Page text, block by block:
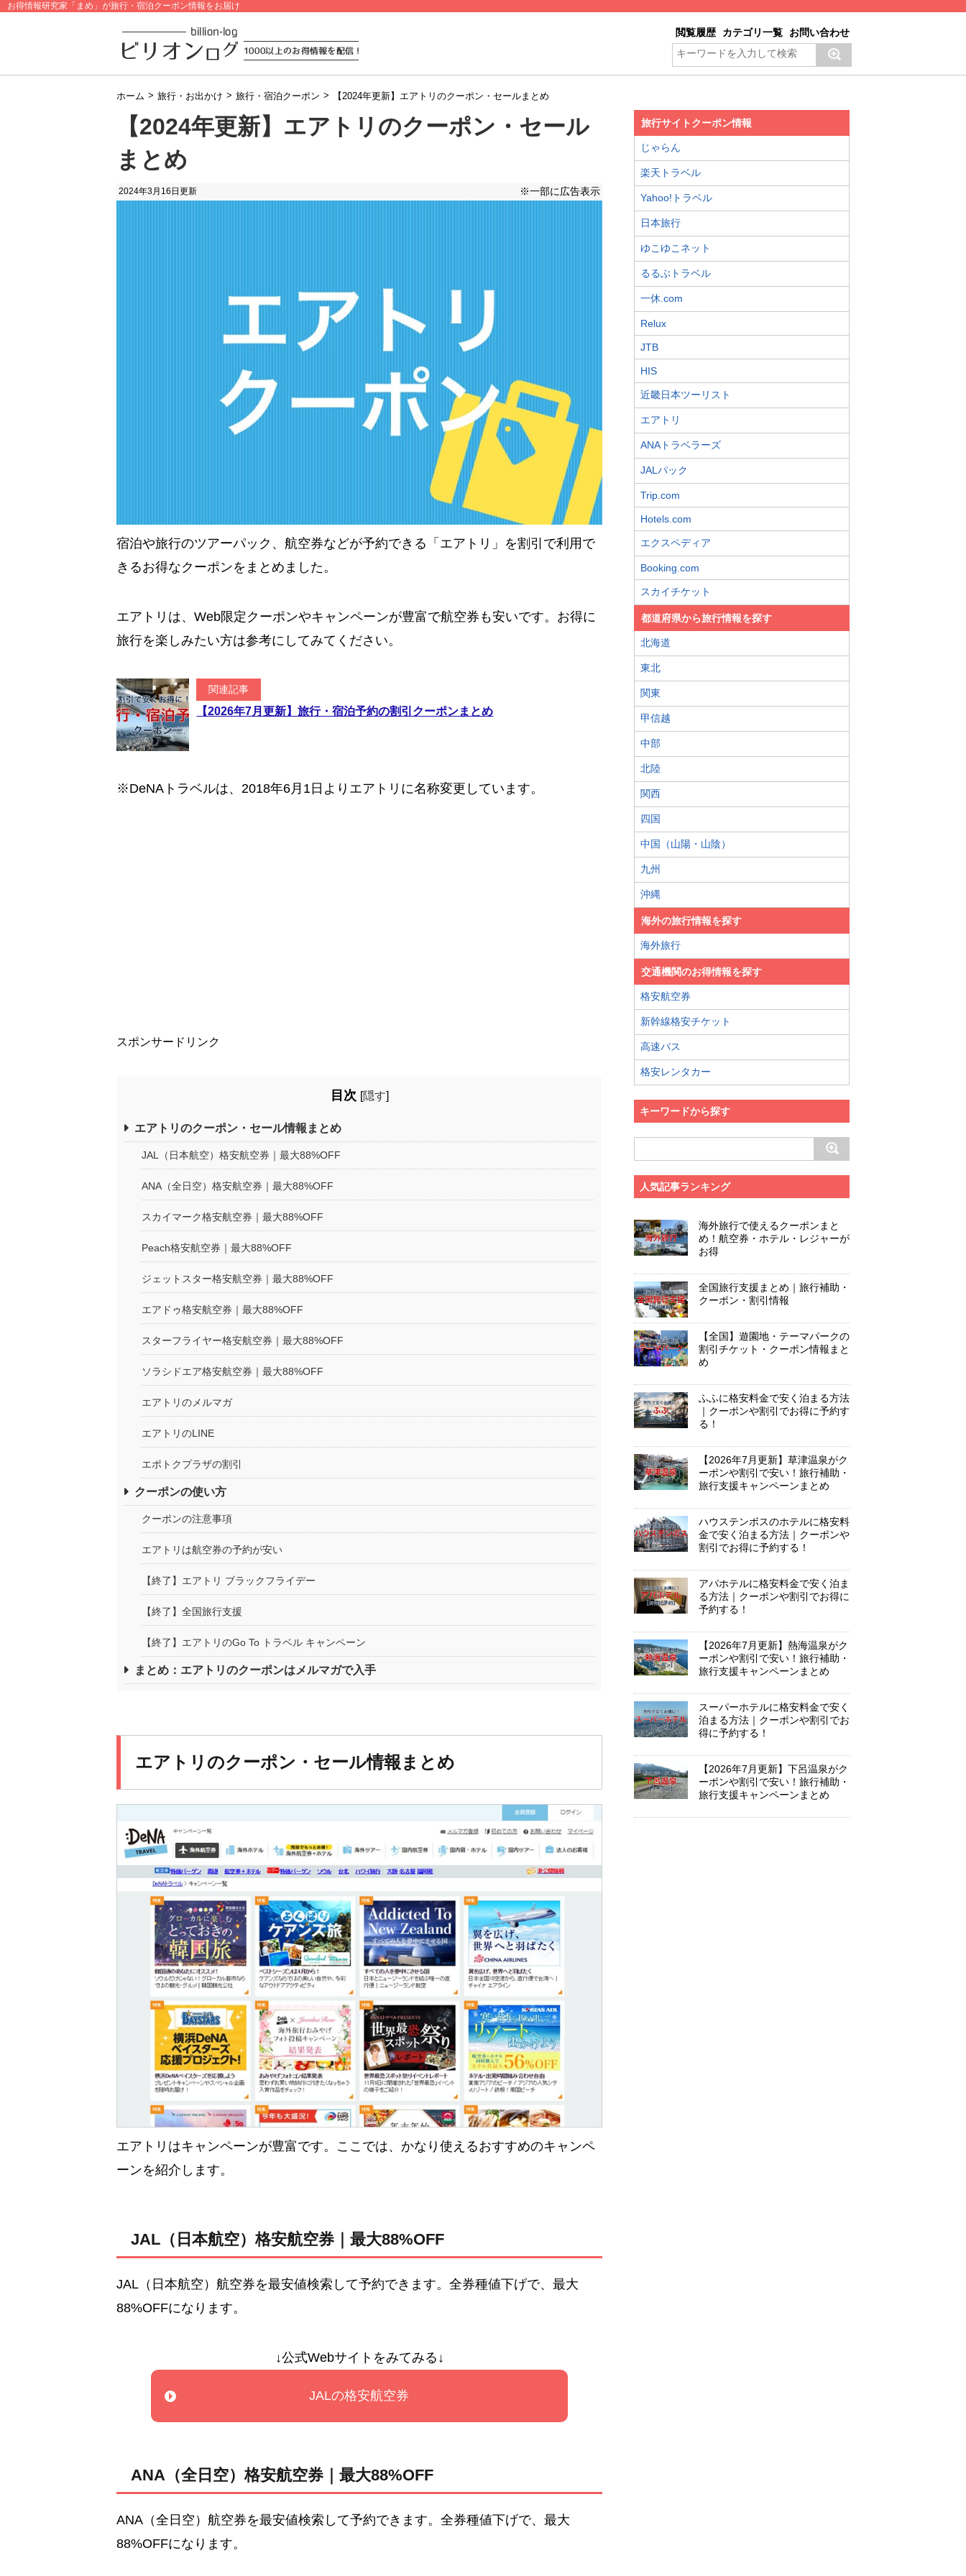
お得情報研究家「まめ」が旅行・宿泊クーポン情報をお届け
閲覧履歴 カテゴリ一覧 お問い合わせ
ホーム > 旅行・お出かけ > 旅行・宿泊クーポン > 【2024年更新】エアトリのクーポン・セールまとめ
【2024年更新】エアトリのクーポン・セール
まとめ
2024年3月16日 更新 ※一部に広告表示
宿泊や旅行のツアーパック、航空券などが予約できる「エアトリ」を割引で利用で
きるお得なクーポンをまとめました。
エアトリは、Web限定クーポンやキャンペーンが豊富で航空券も安いです。お得に
旅行を楽しみたい方は参考にしてみてください。
関連記事
【2026年7月更新】旅行・宿泊予約の割引クーポンまとめ
※DeNAトラベルは、2018年6月1日よりエアトリに名称変更しています。
スポンサードリンク
目次 [隠す]
エアトリのクーポン・セール情報まとめ
JAL（日本航空）格安航空券｜最大88%OFF
ANA（全日空）格安航空券｜最大88%OFF
スカイマーク格安航空券｜最大88%OFF
Peach格安航空券｜最大88%OFF
ジェットスター格安航空券｜最大88%OFF
エアドゥ格安航空券｜最大88%OFF
スターフライヤー格安航空券｜最大88%OFF
ソラシドエア格安航空券｜最大88%OFF
エアトリのメルマガ
エアトリのLINE
エポトクプラザの割引
クーポンの使い方
クーポンの注意事項
エアトリは航空券の予約が安い
【終了】エアトリ ブラックフライデー
【終了】全国旅行支援
【終了】エアトリのGo To トラベル キャンペーン
まとめ：エアトリのクーポンはメルマガで入手
エアトリのクーポン・セール情報まとめ
エアトリはキャンペーンが豊富です。ここでは、かなり使えるおすすめのキャンペ
ーンを紹介します。
JAL（日本航空）格安航空券｜最大88%OFF
JAL（日本航空）航空券を最安値検索して予約できます。全券種値下げで、最大
88%OFFになります。
↓公式Webサイトをみてみる↓
JALの格安航空券
ANA（全日空）格安航空券｜最大88%OFF
ANA（全日空）航空券を最安値検索して予約できます。全券種値下げで、最大
88%OFFになります。
旅行サイトクーポン情報
じゃらん
楽天トラベル
Yahoo!トラベル
日本旅行
ゆこゆこネット
るるぶトラベル
一休.com
Relux
JTB
HIS
近畿日本ツーリスト
エアトリ
ANAトラベラーズ
JALパック
Trip.com
Hotels.com
エクスペディア
Booking.com
スカイチケット
都道府県から旅行情報を探す
北海道
東北
関東
甲信越
中部
北陸
関西
四国
中国（山陽・山陰）
九州
沖縄
海外の旅行情報を探す
海外旅行
交通機関のお得情報を探す
格安航空券
新幹線格安チケット
高速バス
格安レンタカー
キーワードから探す
人気記事ランキング
海外旅行で使えるクーポンまと
め！航空券・ホテル・レジャーが
お得
全国旅行支援まとめ｜旅行補助・
クーポン・割引情報
【全国】遊園地・テーマパークの
割引チケット・クーポン情報まと
め
ふふに格安料金で安く泊まる方法
｜クーポンや割引でお得に予約す
る！
【2026年7月更新】草津温泉がク
ーポンや割引で安い！旅行補助・
旅行支援キャンペーンまとめ
ハウステンボスのホテルに格安料
金で安く泊まる方法｜クーポンや
割引でお得に予約する！
アパホテルに格安料金で安く泊ま
る方法｜クーポンや割引でお得に
予約する！
【2026年7月更新】熱海温泉がク
ーポンや割引で安い！旅行補助・
旅行支援キャンペーンまとめ
スーパーホテルに格安料金で安く
泊まる方法｜クーポンや割引でお
得に予約する！
【2026年7月更新】下呂温泉がク
ーポンや割引で安い！旅行補助・
旅行支援キャンペーンまとめ